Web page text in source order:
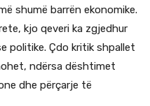
shumë barrën ekonomike.
kjo qeveri ka zgjedhur
politike. Çdo kritik shpallet
ndërsa dështimet
dhe përçarje të